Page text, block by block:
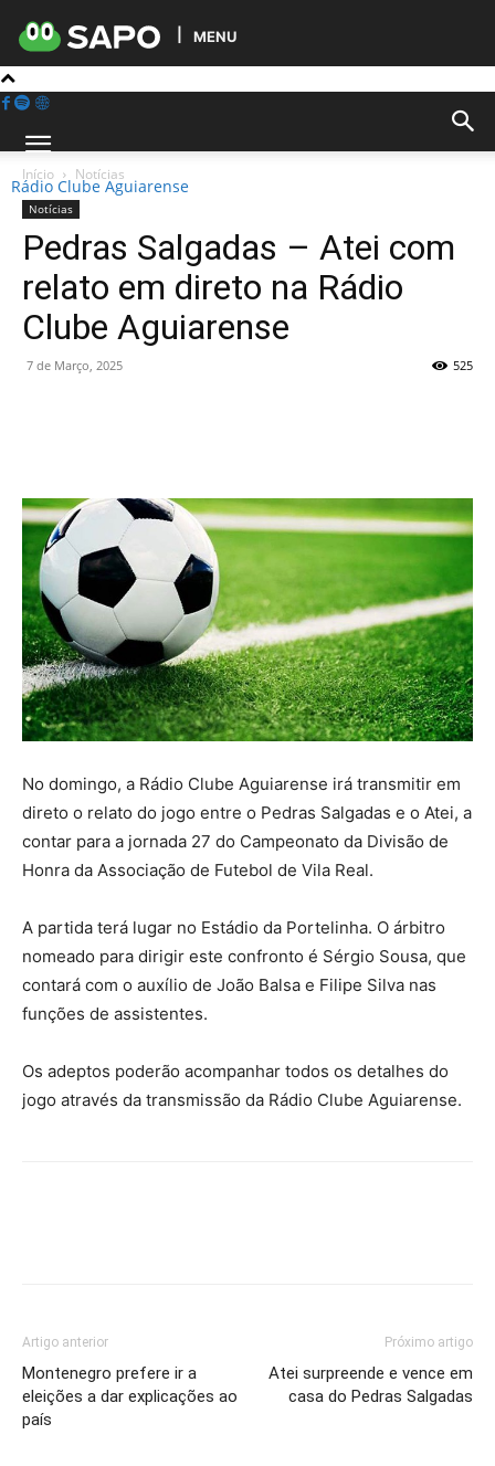
MENU
Rádio Clube Aguiarense
Início Notícias
Notícias
Pedras Salgadas – Atei com
relato em direto na Rádio
Clube Aguiarense
7 de Março, 2025 525
No domingo, a Rádio Clube Aguiarense irá transmitir em
direto o relato do jogo entre o Pedras Salgadas e o Atei, a
contar para a jornada 27 do Campeonato da Divisão de
Honra da Associação de Futebol de Vila Real.
A partida terá lugar no Estádio da Portelinha. O árbitro
nomeado para dirigir este confronto é Sérgio Sousa, que
contará com o auxílio de João Balsa e Filipe Silva nas
funções de assistentes.
Os adeptos poderão acompanhar todos os detalhes do
jogo através da transmissão da Rádio Clube Aguiarense.
Artigo anterior
Montenegro prefere ir a
eleições a dar explicações ao
país
Próximo artigo
Atei surpreende e vence em
casa do Pedras Salgadas